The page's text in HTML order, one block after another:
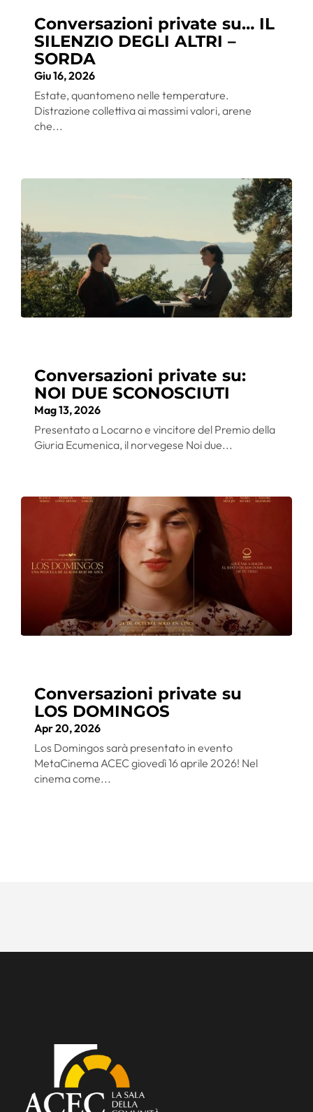
Conversazioni private su… IL
SILENZIO DEGLI ALTRI –
SORDA
Giu 16, 2026
Estate, quantomeno nelle temperature.
Distrazione collettiva ai massimi valori, arene
che...
Conversazioni private su:
NOI DUE SCONOSCIUTI
Mag 13, 2026
Presentato a Locarno e vincitore del Premio della
Giuria Ecumenica, il norvegese Noi due...
Conversazioni private su
LOS DOMINGOS
Apr 20, 2026
Los Domingos sarà presentato in evento
MetaCinema ACEC giovedì 16 aprile 2026! Nel
cinema come...